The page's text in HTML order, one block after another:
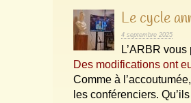
Le cycle
4 septembre 2025
L’ARBR
Des modifications ont
Comme à
les conférenciers.